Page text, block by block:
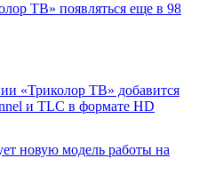
ТВ» появляться еще в 98
«Триколор ТВ» добавится
и TLC в формате HD
новую модель работы на